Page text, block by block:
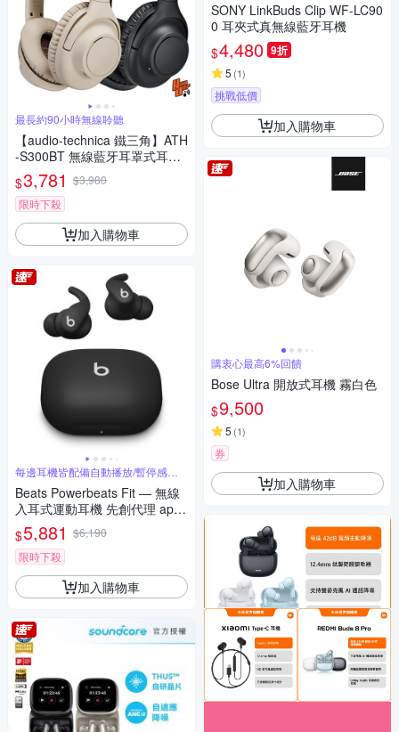
最長約90小時無線聆聽
【audio-technica 鐵三角】ATH
-S300BT 無線藍牙耳罩式耳機
2色 可選
$3,781 $3,980
限時下殺
加入購物車
每邊耳機皆配備自動播放/暫停感測
器
Beats Powerbeats Fit — 無線
入耳式運動耳機 先創代理 appl
e保固
$5,881 $6,190
限時下殺
加入購物車
SONY LinkBuds Clip WF-LC90
0 耳夾式真無線藍牙耳機
$4,480 9折
5 (1)
挑戰低價
加入購物車
購衷心最高6%回饋
Bose Ultra 開放式耳機 霧白色
$9,500
5 (1)
券
加入購物車